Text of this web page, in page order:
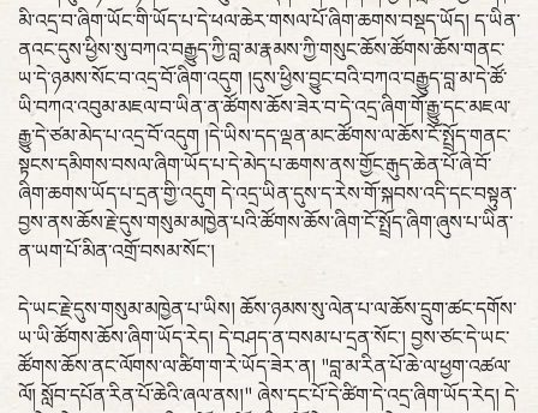
མི་འདྲ་བ་ཞིག་ཡོང་གི་ཡོད་པ་དེ་ཕལ་ཆེར་གསལ་པོ་ཞིག་ཆགས་བསྡད་ཡོད། ད་ཡིན་
ནའང་དུས་ཕྱིས་སུ་བཀའ་བརྒྱུད་ཀྱི་བླ་མ་རྣམས་ཀྱི་གསུང་ཆོས་ཚོགས་ཆོས་གནང་
ཡ་དེ་ཉམས་སོང་བ་འདྲ་བོ་ཞིག་འདུག །དུས་ཕྱིས་བྱུང་བའི་བཀའ་བརྒྱུད་བླ་མ་དེ་ཚོ་
ཡི་བཀའ་འབུམ་མཇལ་བ་ཡིན་ན་ཚོགས་ཆོས་ཟེར་བ་དེ་འདྲ་ཞིག་གོ་རྒྱུ་དང་མཇལ་
རྒྱུ་དེ་ཙམ་མེད་པ་འདྲ་བོ་འདུག །དེ་ཡིས་དད་ལྡན་མང་ཚོགས་ལ་ཆོས་ངོ་སྤྲོད་གནང་
སྟངས་དམིགས་བསལ་ཞིག་ཡོད་པ་དེ་མེད་པ་ཆགས་ནས་གྱོང་རྒུད་ཆེན་པོ་ཞེ་བོ་
ཞིག་ཆགས་ཡོད་པ་དྲན་གྱི་འདུག དེ་འདྲ་ཡིན་དུས་ད་རེས་གོ་སྐབས་འདི་དང་བསྟུན་
བྱས་ནས་ཆོས་རྗེ་དུས་གསུམ་མཁྱེན་པའི་ཚོགས་ཆོས་ཞིག་ངོ་སྤྲོད་ཞིག་ཞུས་པ་ཡིན་
ན་ཡག་པོ་མིན་འགྲོ་བསམ་སོང་།
དེ་ཡང་རྗེ་དུས་གསུམ་མཁྱེན་པ་ཡིས། ཆོས་ཉམས་སུ་ལེན་པ་ལ་ཆོས་དྲུག་ཚང་དགོས་
ཡ་ཡི་ཚོགས་ཆོས་ཞིག་ཡོད་རེད། དེ་བཤད་ན་བསམ་པ་དྲན་སོང་། བྱས་ཙང་དེ་ཡང་
ཚོགས་ཆོས་ནང་ལོགས་ལ་ཚིག་ག་རེ་ཡོད་ཟེར་ན། "བླ་མ་རིན་པོ་ཆེ་ལ་ཕྱག་འཚལ་
ལོ། སློབ་དཔོན་རིན་པོ་ཆེའི་ཞལ་ནས།" ཞེས་དང་པོ་དེ་ཚིག་དེ་འདྲ་ཞིག་ཡོད་རེད། དེ་